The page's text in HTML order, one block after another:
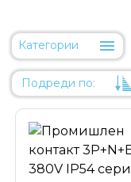
Категории
Подреди по:
Име